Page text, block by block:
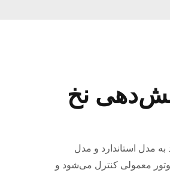
نخ
مدل استاندارد و مدل
معمولی کنترل می‌شود و